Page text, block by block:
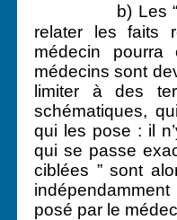
b) Les
relater les faits
médecin
médecins sont
limiter à des
schématiques,
qui les pose : il
qui se passe
ciblées ” sont
posé par le